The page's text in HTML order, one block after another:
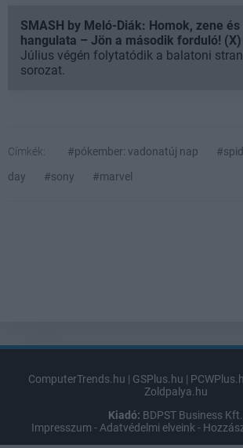
SMASH by Meló-Diák: Homok, zene
hangulata – Jön a második forduló! (X)
Július végén folytatódik a balatoni
sorozat.
Címkék: #pókember: vadonatúj nap
day
#sony #marvel
ComputerTrends.hu | GSPlus.hu |
Zoldpalya.hu
Kiadó: BDPST Business Kft.
Impresszum -Adatvédelmi elveink-